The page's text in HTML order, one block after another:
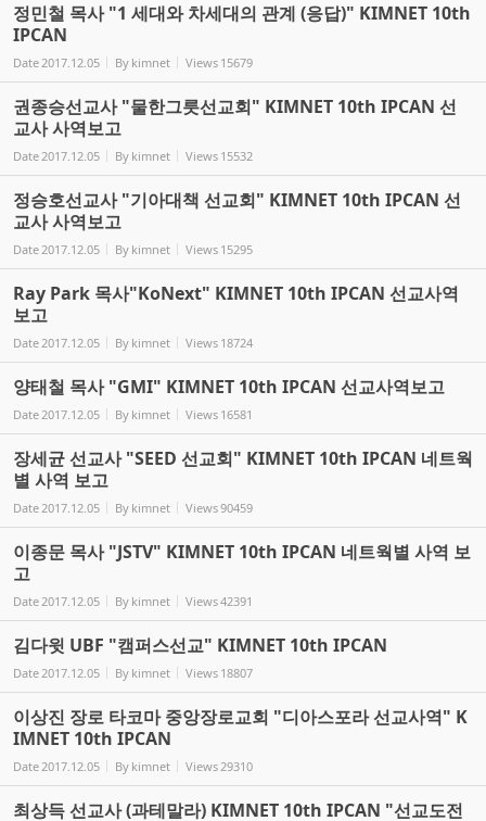
정민철 목사 "1 세대와 차세대의 관계 (응답)" KIMNET 10th
IPCAN
Date2017.12.05 By kimnet Views 15679
권종승선교사 "물한그릇선교회" KIMNET 10th IPCAN 선
교사 사역보고
Date2017.12.05 By kimnet Views 15532
정승호선교사 "기아대책 선교회" KIMNET 10th IPCAN 선
교사 사역보고
Date2017.12.05 By kimnet Views 15295
Ray Park 목사"KoNext" KIMNET 10th IPCAN 선교사역
보고
Date2017.12.05 By kimnet Views 18724
양태철 목사 "GMI" KIMNET 10th IPCAN 선교사역보고
Date2017.12.05 By kimnet Views 16581
장세균 선교사 "SEED 선교회" KIMNET 10th IPCAN 네트웍
별 사역 보고
Date2017.12.05 By kimnet Views90459
이종문 목사 "JSTV" KIMNET 10th IPCAN 네트웍별 사역 보
고
Date2017.12.05 By kimnet Views42391
김다윗 UBF "캠퍼스선교" KIMNET 10th IPCAN
Date2017.12.05 By kimnet Views 18807
이상진 장로 타코마 중앙장로교회 "디아스포라 선교사역" K
IMNET 10th IPCAN
Date2017.12.05 By kimnet Views29310
최상득 선교사 (과테말라) KIMNET 10th IPCAN "선교도전